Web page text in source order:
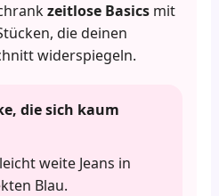
zeitlose Basics mit
die deinen
widerspiegeln.
die sich kaum
weite Jeans in
Blau.